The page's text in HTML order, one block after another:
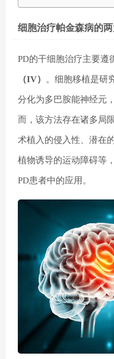
细胞治疗帕金森病的
PD的干细胞治疗主要遵
（IV） 。细胞移植是研
分化为多巴胺能神经元
而，该方法存在诸多局
术植入的侵入性、潜在
植物诱导的运动障碍等
PD患者中的应用。